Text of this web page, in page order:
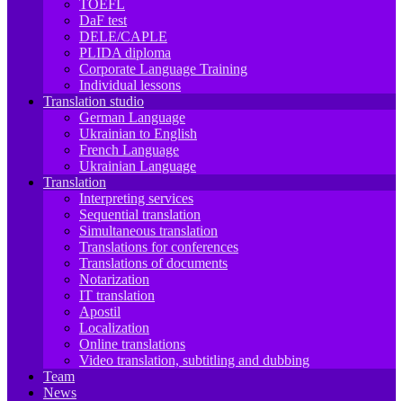
TOEFL
DaF test
DELE/CAPLE
PLIDA diploma
Corporate Language Training
Individual lessons
Translation studio
German Language
Ukrainian to English
French Language
Ukrainian Language
Translation
Interpreting services
Sequential translation
Simultaneous translation
Translations for conferences
Translations of documents
Notarization
IT translation
Apostil
Localization
Online translations
Video translation, subtitling and dubbing
Team
News